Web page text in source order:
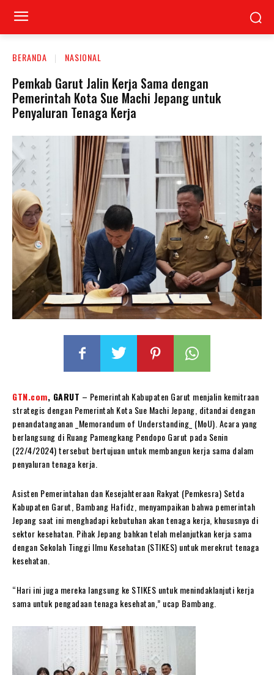
BERANDA NASIONAL
Pemkab Garut Jalin Kerja Sama dengan
Pemerintah Kota Sue Machi Jepang untuk
Penyaluran Tenaga Kerja
GTN.com, GARUT – Pemerintah Kabupaten Garut menjalin kemitraan
strategis dengan Pemerintah Kota Sue Machi Jepang, ditandai dengan
penandatanganan _Memorandum of Understanding_ (MoU). Acara yang
berlangsung di Ruang Pamengkang Pendopo Garut pada Senin
(22/4/2024) tersebut bertujuan untuk membangun kerja sama dalam
penyaluran tenaga kerja.
Asisten Pemerintahan dan Kesejahteraan Rakyat (Pemkesra) Setda
Kabupaten Garut, Bambang Hafidz, menyampaikan bahwa pemerintah
Jepang saat ini menghadapi kebutuhan akan tenaga kerja, khususnya di
sektor kesehatan. Pihak Jepang bahkan telah melanjutkan kerja sama
dengan Sekolah Tinggi Ilmu Kesehatan (STIKES) untuk merekrut tenaga
kesehatan.
“Hari ini juga mereka langsung ke STIKES untuk menindaklanjuti kerja
sama untuk pengadaan tenaga kesehatan,” ucap Bambang.